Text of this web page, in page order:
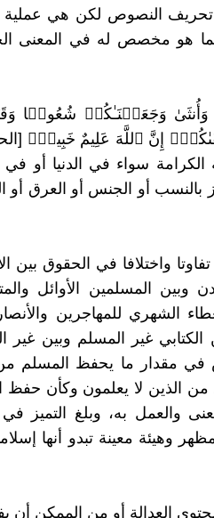
تحريف النصوص لكن هي عملية
هو مخصص له في المعنى
وَأُنثَىٰ وَجَعَلۡنَـٰكُمۡ شُعُوبࣰا
إِنَّ ٱللَّهَ عَلِیمٌ خَبِیرࣱ﴾
سواء في الدنيا أو في
بالنسب أو الجنس أو العرق أو
واختلافا في الحقوق بين
المسلمين الأوائل
الشهري للمهاجرين
الكتابي غير المسلم وبين غير
في مقدار ما يحفظ المسلم
من الذين لا يعلمون وكأن حفظ
به، وبلغ التميز في
وهيئة معينة تبدو أنها
العدالة أو من الممكن أن